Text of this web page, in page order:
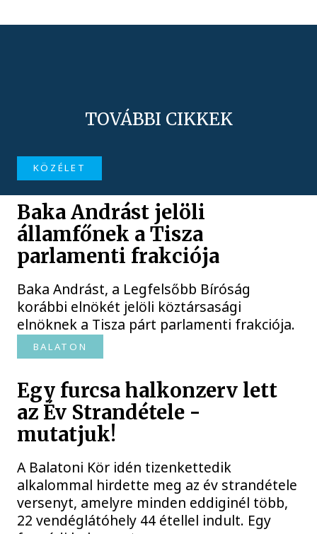
TOVÁBBI CIKKEK
KÖZÉLET
Baka Andrást jelöli
államfőnek a Tisza
parlamenti frakciója
Baka Andrást, a Legfelsőbb Bíróság
korábbi elnökét jelöli köztársasági
elnöknek a Tisza párt parlamenti frakciója.
BALATON
Egy furcsa halkonzerv lett
az Év Strandétele -
mutatjuk!
A Balatoni Kör idén tizenkettedik
alkalommal hirdette meg az év strandétele
versenyt, amelyre minden eddiginél több,
22 vendéglátóhely 44 étellel indult. Egy